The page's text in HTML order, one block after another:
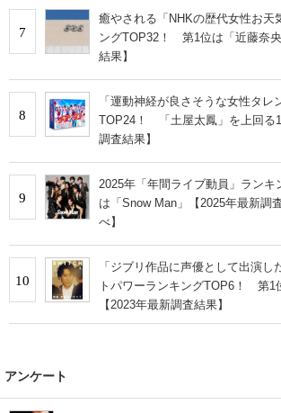
7
癒やされる「NHKの歴代女性お天
ングTOP32！ 第1位は「近藤奈
結果】
8
「運動神経が良さそうな女性タレ
TOP24！ 「土屋太鳳」を上回る
調査結果】
9
2025年「年間ライブ動員」ラン
は「Snow Man」【2025年最新調
べ】
10
「ジブリ作品に声優として出演し
トパワーランキングTOP6！ 第1
【2023年最新調査結果】
アンケート